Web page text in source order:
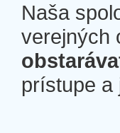
Naša
verejných
prístupe a